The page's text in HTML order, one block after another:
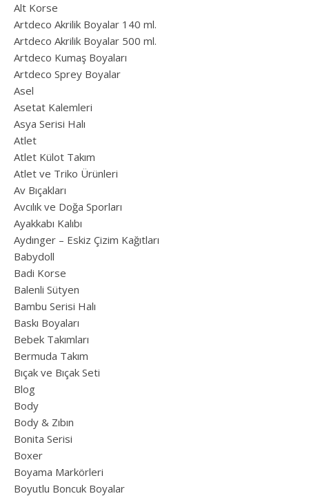
Alt Korse
Artdeco Akrilik Boyalar 140 ml.
Artdeco Akrilik Boyalar 500 ml.
Artdeco Kumaş Boyaları
Artdeco Sprey Boyalar
Asel
Asetat Kalemleri
Asya Serisi Halı
Atlet
Atlet Külot Takım
Atlet ve Triko Ürünleri
Av Bıçakları
Avcılık ve Doğa Sporları
Ayakkabı Kalıbı
Aydınger – Eskiz Çizim Kağıtları
Babydoll
Badi Korse
Balenli Sütyen
Bambu Serisi Halı
Baskı Boyaları
Bebek Takımları
Bermuda Takım
Bıçak ve Bıçak Seti
Blog
Body
Body & Zıbın
Bonita Serisi
Boxer
Boyama Markörleri
Boyutlu Boncuk Boyalar